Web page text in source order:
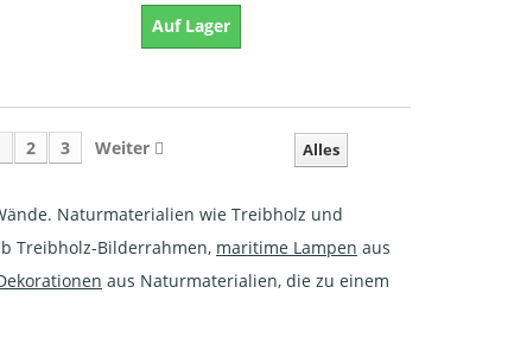
Auf Lager
Alles
2 3 Weiter
Naturmaterialien wie Treibholz und
Treibholz-Bilderrahmen, maritime Lampen aus
aus Naturmaterialien, die zu einem